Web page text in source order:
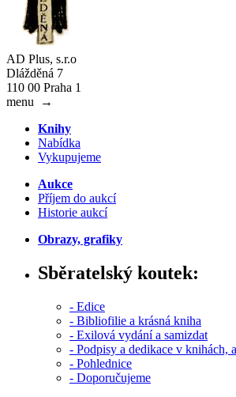
AD Plus, s.r.o
Dlážděná 7
110 00 Praha 1
menu
→
Knihy
Nabídka
Vykupujeme
Aukce
Příjem do aukcí
Historie aukcí
Obrazy, grafiky
Sběratelský koutek:
- Edice
- Bibliofilie a krásná kniha
- Exilová vydání a samizdat
- Podpisy a dedikace v knihách,
- Pohlednice
- Doporučujeme